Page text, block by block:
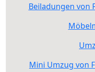
Beiladungen von
Mini Umzug von